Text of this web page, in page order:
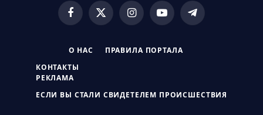
Facebook
X
InstagramYouTubeTelegram
О НАС ПРАВИЛА ПОРТАЛА
КОНТАКТЫ
РЕКЛАМА
ЕСЛИ ВЫ СТАЛИ СВИДЕТЕЛЕМ ПРОИСШЕСТВИЯ